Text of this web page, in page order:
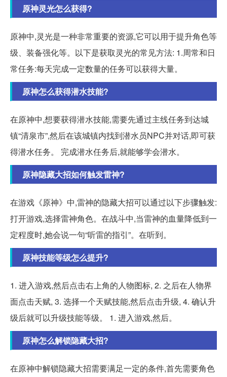
原神灵光怎么获得?
原神中,灵光是一种非常重要的资源,它可以用于提升角色等
级、装备强化等。以下是获取灵光的常见方法: 1.周常和日
常任务:每天完成一定数量的任务可以获得大量。
原神怎么获得潜水技能?
在原神中,想要获得潜水技能,需要先通过主线任务到达城
镇“清泉市”,然后在该城镇内找到潜水员NPC并对话,即可获
得潜水任务。 完成潜水任务后,就能够学会潜水。
原神隐藏大招如何触发雷神?
在游戏《原神》中,雷神的隐藏大招可以通过以下步骤触发:
打开游戏,选择雷神角色。在战斗中,当雷神的血量降低到一
定程度时,她会说一句“听雷的指引”。在听到。
原神技能等级怎么提升?
1. 进入游戏,然后点击右上角的人物图标, 2. 之后在人物界
面点击天赋, 3. 选择一个天赋技能,然后点击升级, 4. 确认升
级后就可以升级技能等级。 1. 进入游戏,然后。
原神怎么解锁隐藏大招?
在原神中解锁隐藏大招需要满足一定的条件,首先需要角色